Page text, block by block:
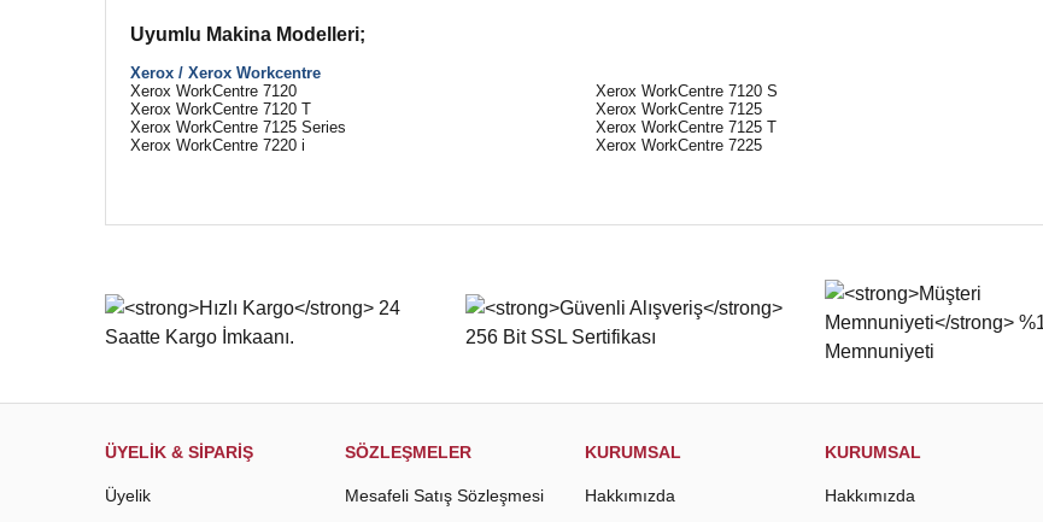
Uyumlu Makina Modelleri;
Xerox / Xerox Workcentre
Xerox WorkCentre 7120
Xerox WorkCentre 7120 S
Xerox WorkCentre 7120 T
Xerox WorkCentre 7125
Xerox WorkCentre 7125 Series
Xerox WorkCentre 7125 T
Xerox WorkCentre 7220 i
Xerox WorkCentre 7225
Bu ürünün fiyat bilgisi, resim, ürün açıklamalarında ve diğer konularda yetersiz gördüğünüz noktaları öneri formunu kullanarak
Ürün resmi kalitesiz, bozuk veya görüntülenemiyor.
Ürün açıklamasında eksik bilgiler bulunuyor.
Bu ürüne benzer farklı alternatifler olmalı.
ÜYELİK & SİPARİŞ
Üyelik
SÖZLEŞMELER
Mesafeli Satış Sözleşmesi
KURUMSAL
Hakkımızda
KURUMSAL
Hakkımızda